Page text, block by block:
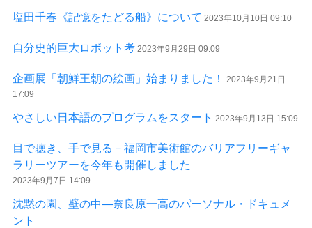
塩田千春《記憶をたどる船》について 2023年10月10日 09:10
自分史的巨大ロボット考 2023年9月29日 09:09
企画展「朝鮮王朝の絵画」始まりました！
2023年9月21日
17:09
やさしい日本語のプログラムをスタート 2023年9月13日 15:09
目で聴き、手で見る－福岡市美術館のバリアフリーギャ
ラリーツアーを今年も開催しました
2023年9月7日 14:09
沈黙の園、壁の中—奈良原一高のパーソナル・ドキュメ
ント